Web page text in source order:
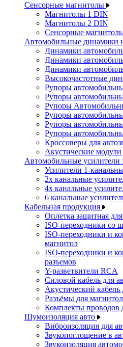
Сенсорные магнитолы
Магнитолы 1 DIN
Магнитолы 2 DIN
Сенсорные
Автомобильные динамики
Динамики
Динамики
Динамики
Высокочастотные
Рупоры
Рупоры
Рупоры
Рупоры
Рупоры
Рупоры
Кроссоверы для
Акустические
Автомобильные усилители
Усилители 1-
2х канальные
4х канальные
6 канальные
Кабельная продукция
Оплетка защитная
ISO-переходники со
ISO-переходники и
магнитол
ISO-переходники и
разъемов
Y-разветвители RCA
Силовой кабель для
Акустический кабель
Разъёмы для магнитол
Комплекты проводов
Шумоизоляция авто
Виброизоляция для
Звукопоглощение в
Звукоизоляция